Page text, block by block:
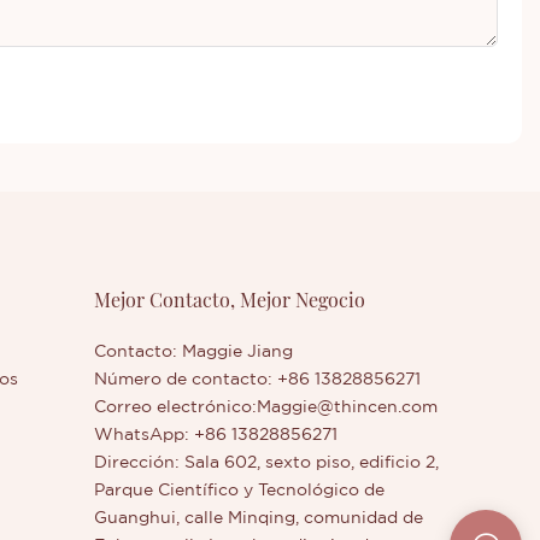
Mejor Contacto, Mejor Negocio
Contacto: Maggie Jiang
Número de contacto: +86 13828856271
Correo electrónico: Maggie@thincen.com
WhatsApp: +86 13828856271
Dirección: Sala 602, sexto piso, edificio 2,
Parque Científico y Tecnológico de
Guanghui, calle Minqing, comunidad de